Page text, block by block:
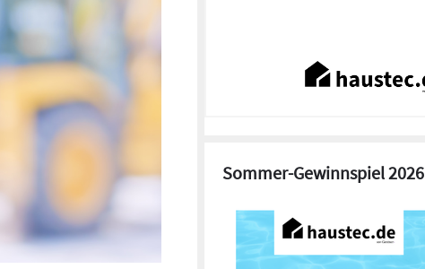
Sommer-Gewinnspiel 2026